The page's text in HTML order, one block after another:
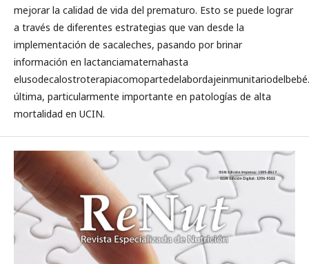
mejorar la calidad de vida del prematuro. Esto se puede lograr
a través de diferentes estrategias que van desde la
implementación de sacaleches, pasando por brinar
información en lactanciamaternahasta
última, particularmente importante en patologías de alta
mortalidad en UCIN.